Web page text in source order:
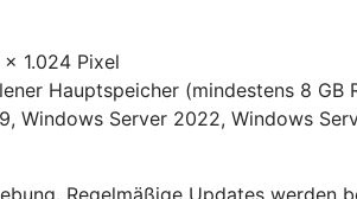
1.024 Pixel
Hauptspeicher (mindestens 8
Windows Server 2022, Windows
Regelmäßige Updates werden